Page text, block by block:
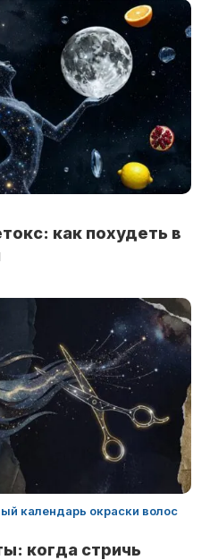
как похудеть в
календарь окраски волос
когда стричь